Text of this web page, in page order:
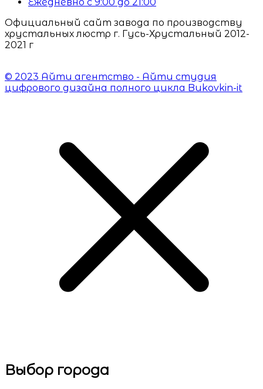
Официальный сайт завода по производству
хрустальных люстр г. Гусь-Хрустальный 2012-
2021 г
© 2023 Айти агентство - Айти студия
цифрового дизайна полного цикла Bukovkin-it
Выбор города